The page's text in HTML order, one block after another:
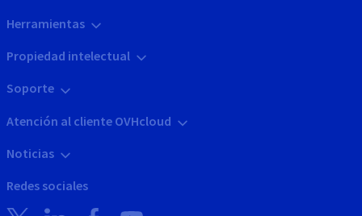
Herramientas
Propiedad intelectual
Soporte
Atención al cliente OVHcloud
Noticias
Redes sociales